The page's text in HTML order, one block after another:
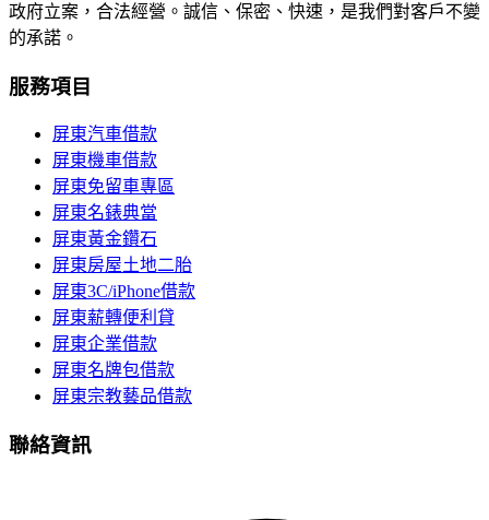
政府立案，合法經營。誠信、保密、快速，是我們對客戶不變
的承諾。
服務項目
屏東汽車借款
屏東機車借款
屏東免留車專區
屏東名錶典當
屏東黃金鑽石
屏東房屋土地二胎
屏東3C/iPhone借款
屏東薪轉便利貸
屏東企業借款
屏東名牌包借款
屏東宗教藝品借款
聯絡資訊